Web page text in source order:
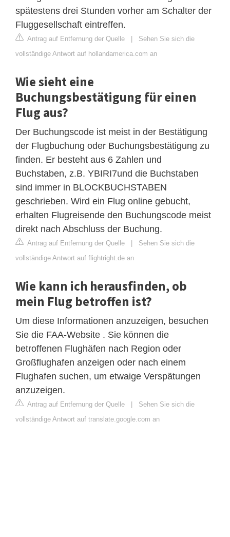
spätestens drei Stunden vorher am Schalter der
Fluggesellschaft eintreffen.
Antrag auf Entfernung der Quelle | Sehen Sie sich die
vollständige Antwort auf hollandamerica.com an
Wie sieht eine
Buchungsbestätigung für einen
Flug aus?
Der Buchungscode ist meist in der Bestätigung
der Flugbuchung oder Buchungsbestätigung zu
finden. Er besteht aus 6 Zahlen und
Buchstaben, z.B. YBIRI7und die Buchstaben
sind immer in BLOCKBUCHSTABEN
geschrieben. Wird ein Flug online gebucht,
erhalten Flugreisende den Buchungscode meist
direkt nach Abschluss der Buchung.
Antrag auf Entfernung der Quelle | Sehen Sie sich die
vollständige Antwort auf flightright.de an
Wie kann ich herausfinden, ob
mein Flug betroffen ist?
Um diese Informationen anzuzeigen, besuchen
Sie die FAA-Website . Sie können die
betroffenen Flughäfen nach Region oder
Großflughafen anzeigen oder nach einem
Flughafen suchen, um etwaige Verspätungen
anzuzeigen.
Antrag auf Entfernung der Quelle | Sehen Sie sich die
vollständige Antwort auf translate.google.com an